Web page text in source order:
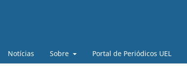
Notícias Sobre Portal de Periódicos UEL